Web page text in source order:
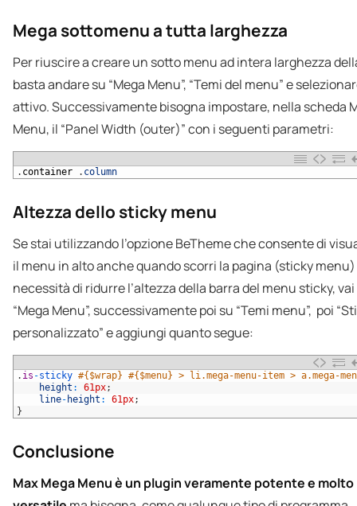
Mega sottomenu a tutta larghezza
Per riuscire a creare un sotto menu ad intera larghezza
basta andare su “Mega Menu”, “Temi del menu” e
attivo. Successivamente bisogna impostare, nella scheda
Menu, il “Panel Width (outer)” con i seguenti parametri:
. container . column
Altezza dello sticky menu
Se stai utilizzando l’opzione BeTheme che consente di
il menu in alto anche quando scorri la pagina (sticky
necessità di ridurre l’altezza della barra del menu sticky,
“Mega Menu”, successivamente poi su “Temi menu”, poi
personalizzato” e aggiungi quanto segue:
. is -sticky #{$wrap} #{$menu} > li.mega-menu-item > a.mega-
height : 61px;
line- height : 61px;
}
Conclusione
Max Mega Menu è un plugin veramente potente e molto